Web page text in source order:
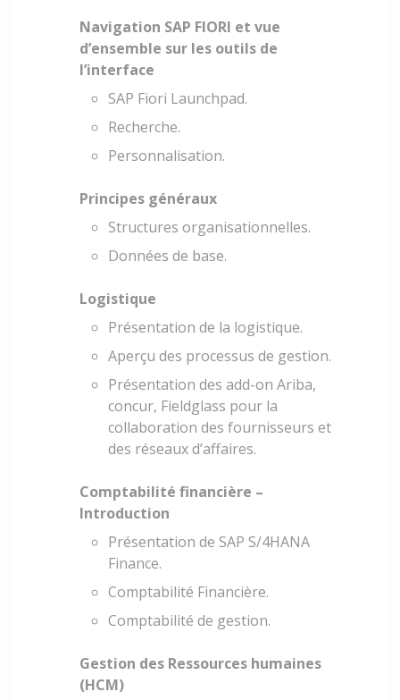
Navigation SAP FIORI et vue
d’ensemble sur les outils de
l’interface
SAP Fiori Launchpad.
Recherche.
Personnalisation.
Principes généraux
Structures organisationnelles.
Données de base.
Logistique
Présentation de la logistique.
Aperçu des processus de gestion.
Présentation des add-on Ariba,
concur, Fieldglass pour la
collaboration des fournisseurs et
des réseaux d’affaires.
Comptabilité financière –
Introduction
Présentation de SAP S/4HANA
Finance.
Comptabilité Financière.
Comptabilité de gestion.
Gestion des Ressources humaines
(HCM)